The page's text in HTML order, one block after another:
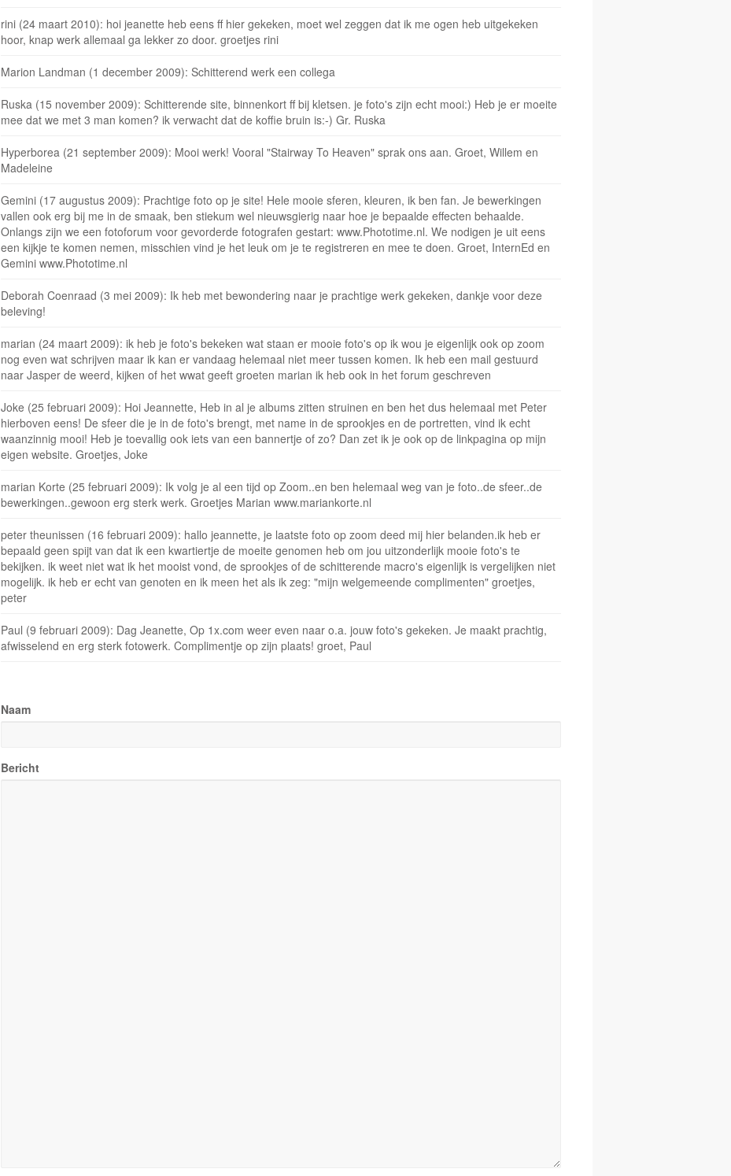
rini (24 maart 2010): hoi jeanette heb eens ff hier gekeken, moet wel zeggen dat ik me ogen heb uitgekeken
hoor, knap werk allemaal ga lekker zo door. groetjes rini
Marion Landman (1 december 2009): Schitterend werk een collega
Ruska (15 november 2009): Schitterende site, binnenkort ff bij kletsen. je foto's zijn echt mooi:) Heb je er moeite
mee dat we met 3 man komen? ik verwacht dat de koffie bruin is:-) Gr. Ruska
Hyperborea (21 september 2009): Mooi werk! Vooral "Stairway To Heaven" sprak ons aan. Groet, Willem en
Madeleine
Gemini (17 augustus 2009): Prachtige foto op je site! Hele mooie sferen, kleuren, ik ben fan. Je bewerkingen
vallen ook erg bij me in de smaak, ben stiekum wel nieuwsgierig naar hoe je bepaalde effecten behaalde.
Onlangs zijn we een fotoforum voor gevorderde fotografen gestart: www.Phototime.nl. We nodigen je uit eens
een kijkje te komen nemen, misschien vind je het leuk om je te registreren en mee te doen. Groet, InternEd en
Gemini www.Phototime.nl
Deborah Coenraad (3 mei 2009): Ik heb met bewondering naar je prachtige werk gekeken, dankje voor deze
beleving!
marian (24 maart 2009): ik heb je foto's bekeken wat staan er mooie foto's op ik wou je eigenlijk ook op zoom
nog even wat schrijven maar ik kan er vandaag helemaal niet meer tussen komen. Ik heb een mail gestuurd
naar Jasper de weerd, kijken of het wwat geeft groeten marian ik heb ook in het forum geschreven
Joke (25 februari 2009): Hoi Jeannette, Heb in al je albums zitten struinen en ben het dus helemaal met Peter
hierboven eens! De sfeer die je in de foto's brengt, met name in de sprookjes en de portretten, vind ik echt
waanzinnig mooi! Heb je toevallig ook iets van een bannertje of zo? Dan zet ik je ook op de linkpagina op mijn
eigen website. Groetjes, Joke
marian Korte (25 februari 2009): Ik volg je al een tijd op Zoom..en ben helemaal weg van je foto..de sfeer..de
bewerkingen..gewoon erg sterk werk. Groetjes Marian www.mariankorte.nl
peter theunissen (16 februari 2009): hallo jeannette, je laatste foto op zoom deed mij hier belanden.ik heb er
bepaald geen spijt van dat ik een kwartiertje de moeite genomen heb om jou uitzonderlijk mooie foto's te
bekijken. ik weet niet wat ik het mooist vond, de sprookjes of de schitterende macro's eigenlijk is vergelijken niet
mogelijk. ik heb er echt van genoten en ik meen het als ik zeg: "mijn welgemeende complimenten" groetjes,
peter
Paul (9 februari 2009): Dag Jeanette, Op 1x.com weer even naar o.a. jouw foto's gekeken. Je maakt prachtig,
afwisselend en erg sterk fotowerk. Complimentje op zijn plaats! groet, Paul
Naam
Bericht